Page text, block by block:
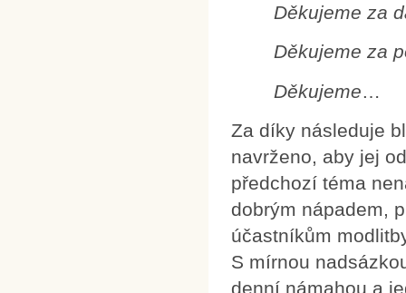
Děkujeme za
Děkujeme za
Děkujeme…
Za díky následuje
navrženo, aby jej
předchozí téma
dobrým nápadem,
účastníkům
S mírnou
denní námahou a